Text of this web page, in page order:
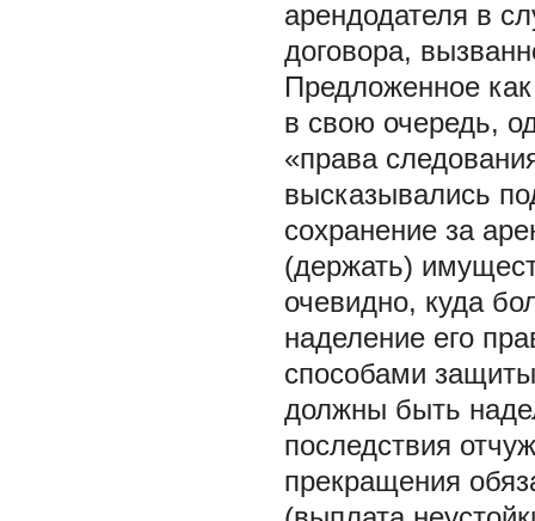
арендодателя в
договора,
Предложенное
в свою очередь,
«права
высказывались
сохранение за
(держать)
очевидно, куда
наделение его
способами
должны быть
последствия
прекращения